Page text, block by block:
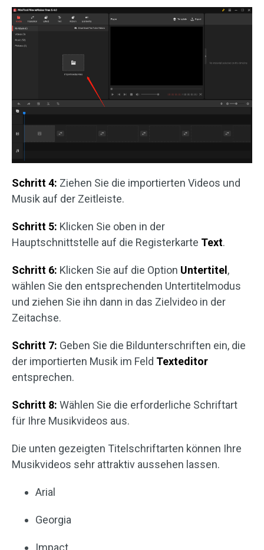
Schritt 4: Ziehen Sie die importierten Videos und
Musik auf der Zeitleiste.
Schritt 5: Klicken Sie oben in der
Hauptschnittstelle auf die Registerkarte Text.
Schritt 6: Klicken Sie auf die Option Untertitel,
wählen Sie den entsprechenden Untertitelmodus
und ziehen Sie ihn dann in das Zielvideo in der
Zeitachse.
Schritt 7: Geben Sie die Bildunterschriften ein, die
der importierten Musik im Feld Texteditor
entsprechen.
Schritt 8: Wählen Sie die erforderliche Schriftart
für Ihre Musikvideos aus.
Die unten gezeigten Titelschriftarten können Ihre
Musikvideos sehr attraktiv aussehen lassen.
Arial
Georgia
Impact